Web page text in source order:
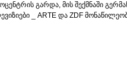
გარდა, მის შექმნაში
_ ARTE და ZDF